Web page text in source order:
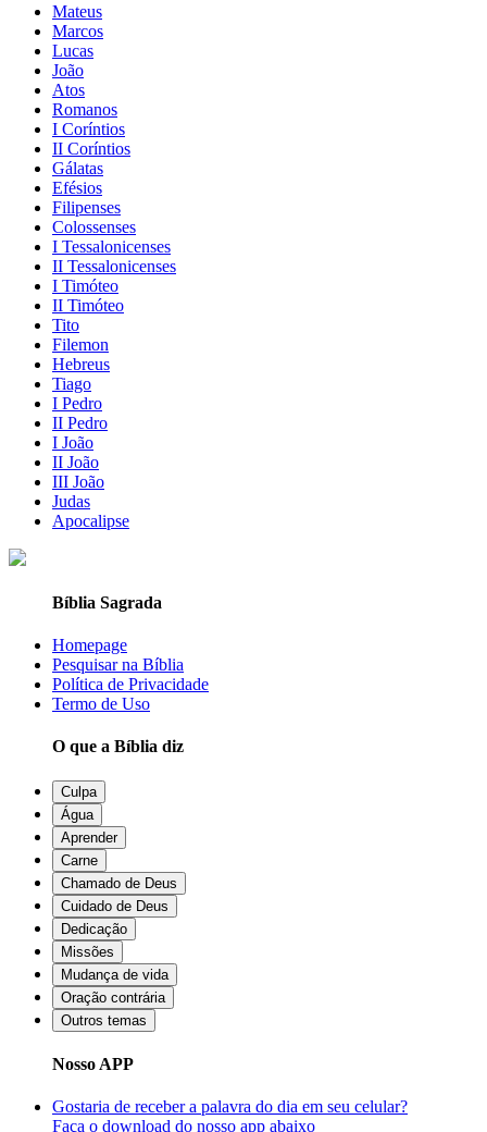
Mateus
Marcos
Lucas
João
Atos
Romanos
I Coríntios
II Coríntios
Gálatas
Efésios
Filipenses
Colossenses
I Tessalonicenses
II Tessalonicenses
I Timóteo
II Timóteo
Tito
Filemon
Hebreus
Tiago
I Pedro
II Pedro
I João
II João
III João
Judas
Apocalipse
Bíblia Sagrada
Homepage
Pesquisar na Bíblia
Política de Privacidade
Termo de Uso
O que a Bíblia diz
Culpa
Água
Aprender
Carne
Chamado de Deus
Cuidado de Deus
Dedicação
Missões
Mudança de vida
Oração contrária
Outros temas
Nosso APP
Gostaria de receber a palavra do dia em seu celular?
Faça o download do nosso app abaixo